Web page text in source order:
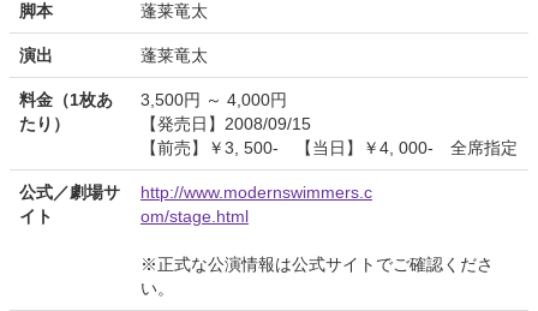
脚本 蓬莱竜太
演出 蓬莱竜太
料金（1枚あ
たり）
3,500円 ～ 4,000円
【発売日】2008/09/15
【前売】￥3, 500- 【当日】￥4, 000- 全席指定
公式／劇場サ
イト
http://www.modernswimmers.c
om/stage.html
※正式な公演情報は公式サイトでご確認くださ
い。